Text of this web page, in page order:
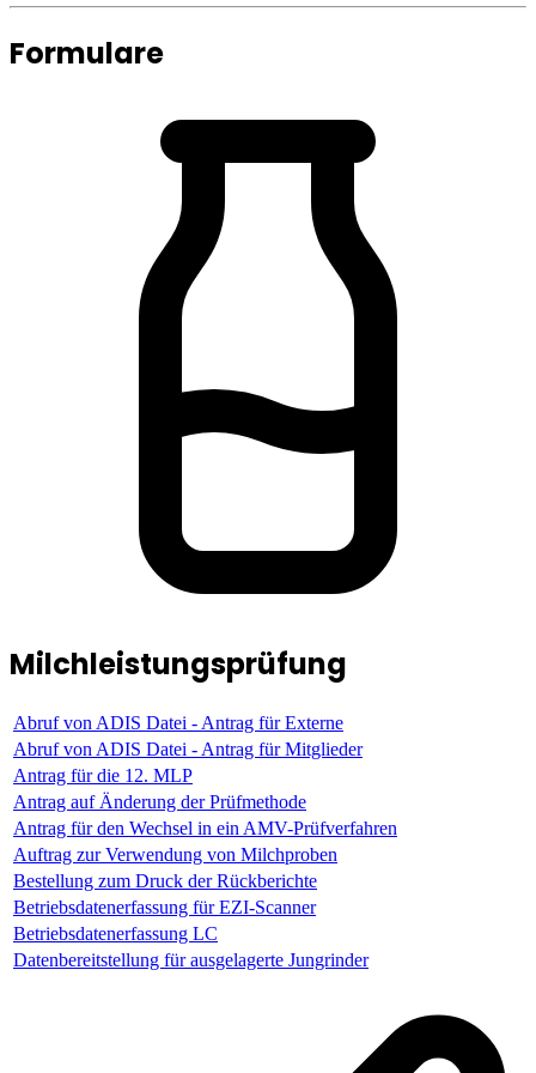
Formulare
Milchleistungsprüfung
Abruf von ADIS Datei - Antrag für Externe
Abruf von ADIS Datei - Antrag für Mitglieder
Antrag für die 12. MLP
Antrag auf Änderung der Prüfmethode
Antrag für den Wechsel in ein AMV-Prüfverfahren
Auftrag zur Verwendung von Milchproben
Bestellung zum Druck der Rückberichte
Betriebsdatenerfassung für EZI-Scanner
Betriebsdatenerfassung LC
Datenbereitstellung für ausgelagerte Jungrinder